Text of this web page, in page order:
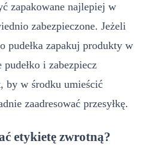
zapakowane najlepiej w
zabezpieczone. Jeżeli
pudełka zapakuj produkty w
i zabezpiecz
by w środku umieścić
zaadresować przesyłkę.
etykietę zwrotną?